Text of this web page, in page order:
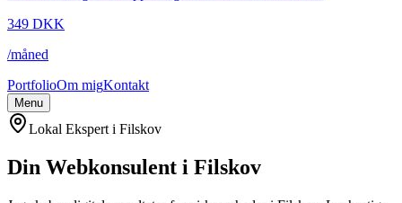
349 DKK
/måned
PortfolioOm migKontakt
Menu
Lokal Ekspert i Filskov
Din Webkonsulent i Filskov